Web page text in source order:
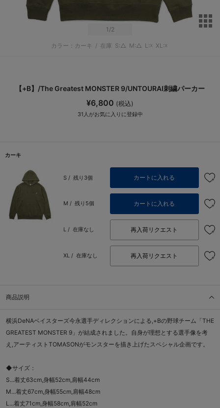
1 /2
カラー：カーキ / 在庫 S:△ M:△ L:☓ XL:☓
【+B】/The Greatest MONSTER 9/UNTOURAI刺繍パーカー
¥6,800 (税込)
31 人がお気に入りに登録中
カーキ
S / 残り3個 カートに入れる
M / 残り5個 カートに入れる
L / 在庫なし 再入荷リクエスト
XL / 在庫なし 再入荷リクエスト
商品説明
横浜DeNAベイスターズ今永選手ディレクションによる,+Bの野球チーム「THE
GREATEST MONSTER 9」が結成されました。自身が理想とする選手像を考
え,アーティストTOMASONがモンスターを描き上げたスペシャル企画です。
◆サイズ：
S...着丈63cm,身幅52cm,肩幅44cm
M...着丈67cm,身幅55cm,肩幅48cm
L...着丈71cm,身幅58cm,肩幅52cm